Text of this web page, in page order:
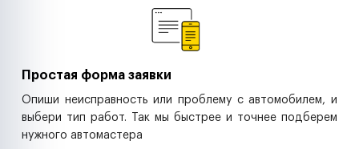
Простая форма заявки
Опиши неисправность или проблему с автомобилем, и
выбери тип работ. Так мы быстрее и точнее подберем
нужного автомастера